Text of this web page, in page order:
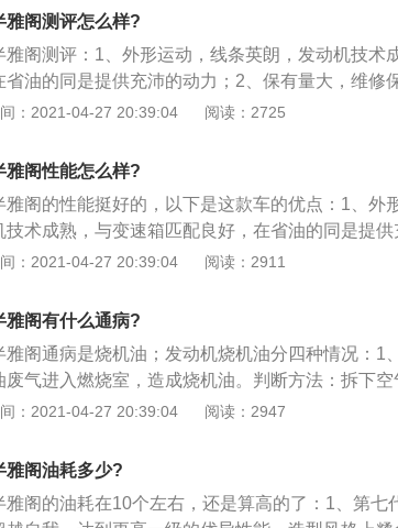
障率低5：内饰宽大，隔音好，音响好，乘坐舒适
有条件的最好使用全合成机油，里程越多差别越明
用，但是底盘就比较一般，要多注意下摆臂，避震
辆在最好的状态。
雅阁测评怎么样?
雅阁测评：1、外形运动，线条英朗，发动机技术
省油的同是提供充沛的动力；2、保有量大，维修
，内饰宽大，隔音好，音响好，乘坐舒适；3、缺
够结实，整体性不强，设计有缺陷，如怠速停车抖
：2021-04-27 20:39:04 阅读：2725
雅阁性能怎么样?
雅阁的性能挺好的，以下是这款车的优点：1、外
技术成熟，与变速箱匹配良好，在省油的同是提
维修保养便宜；4、质量好，故障率低5：内饰宽大
明显；日本车发动机变速箱很耐用，但是底盘就比
震等底盘件的情况，时刻保持车辆在最好的状态。
：2021-04-27 20:39:04 阅读：2911
雅阁有什么通病?
雅阁通病是烧机油；发动机烧机油分四种情况：1
废气进入燃烧室，造成烧机油。判断方法：拆下
否有明显油污。解决方法：维修或更换EGR阀；2
查方法：着车→打开机油加油口盖→检查有无蓝色
。解决方法：更换气门、气门油封、气门导管等；
成机油从油道漏入燃烧室，从而烧机油。判断方
：2021-04-27 20:39:04 阅读：2947
雅阁油耗多少?
雅阁的油耗在10个左右，还是算高的了：1、第七